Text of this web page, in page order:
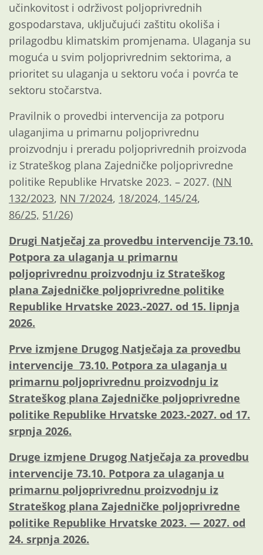
učinkovitost i održivost poljoprivrednih
gospodarstava, uključujući zaštitu okoliša i
prilagodbu klimatskim promjenama. Ulaganja su
moguća u svim poljoprivrednim sektorima, a
prioritet su ulaganja u sektoru voća i povrća te
sektoru stočarstva.
Pravilnik o provedbi intervencija za potporu
ulaganjima u primarnu poljoprivrednu
proizvodnju i preradu poljoprivrednih proizvoda
iz Strateškog plana Zajedničke poljoprivredne
politike Republike Hrvatske 2023. – 2027. (NN
132/2023, NN 7/2024, 18/2024, 145/24,
86/25, 51/26)
Drugi Natječaj za provedbu intervencije 73.10.
Potpora za ulaganja u primarnu
poljoprivrednu proizvodnju iz Strateškog
plana Zajedničke poljoprivredne politike
Republike Hrvatske 2023.-2027. od 15. lipnja
2026.
Prve izmjene Drugog Natječaja za provedbu
intervencije 73.10. Potpora za ulaganja u
primarnu poljoprivrednu proizvodnju iz
Strateškog plana Zajedničke poljoprivredne
politike Republike Hrvatske 2023.-2027. od 17.
srpnja 2026.
Druge izmjene Drugog Natječaja za provedbu
intervencije 73.10. Potpora za ulaganja u
primarnu poljoprivrednu proizvodnju iz
Strateškog plana Zajedničke poljoprivredne
politike Republike Hrvatske 2023. — 2027. od
24. srpnja 2026.